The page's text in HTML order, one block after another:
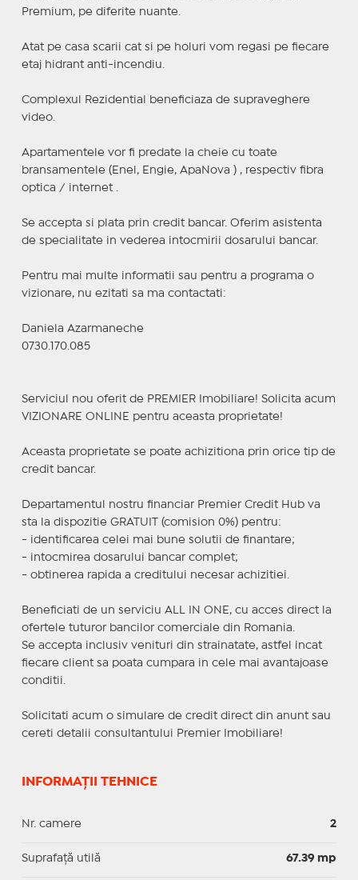
Premium, pe diferite nuante.
Atat pe casa scarii cat si pe holuri vom regasi pe fiecare
etaj hidrant anti-incendiu.
Complexul Rezidential beneficiaza de supraveghere
video.
Apartamentele vor fi predate la cheie cu toate
bransamentele (Enel, Engie, ApaNova ) , respectiv fibra
optica / internet .
Se accepta si plata prin credit bancar. Oferim asistenta
de specialitate in vederea intocmirii dosarului bancar.
Pentru mai multe informatii sau pentru a programa o
vizionare, nu ezitati sa ma contactati:
Daniela Azarmaneche
0730.170.085
Serviciul nou oferit de PREMIER Imobiliare! Solicita acum
VIZIONARE ONLINE pentru aceasta proprietate!
Aceasta proprietate se poate achizitiona prin orice tip de
credit bancar.
Departamentul nostru financiar Premier Credit Hub va
sta la dispozitie GRATUIT (comision 0%) pentru:
- identificarea celei mai bune solutii de finantare;
- intocmirea dosarului bancar complet;
- obtinerea rapida a creditului necesar achizitiei.
Beneficiati de un serviciu ALL IN ONE, cu acces direct la
ofertele tuturor bancilor comerciale din Romania.
Se accepta inclusiv venituri din strainatate, astfel incat
fiecare client sa poata cumpara in cele mai avantajoase
conditii.
Solicitati acum o simulare de credit direct din anunt sau
cereti detalii consultantului Premier Imobiliare!
INFORMAȚII TEHNICE
Nr. camere 2
Suprafaţă utilă 67.39 mp